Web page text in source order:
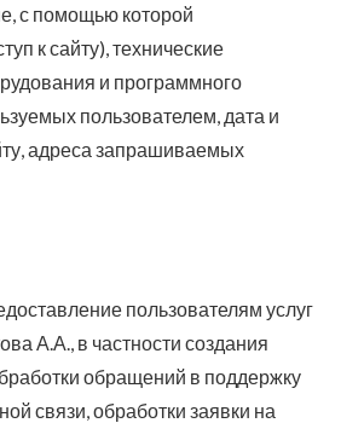
с помощью которой
к сайту), технические
и программного
пользователем, дата и
адреса запрашиваемых
пользователям услуг
А.А., в частности создания
обращений в поддержку
связи, обработки заявки на